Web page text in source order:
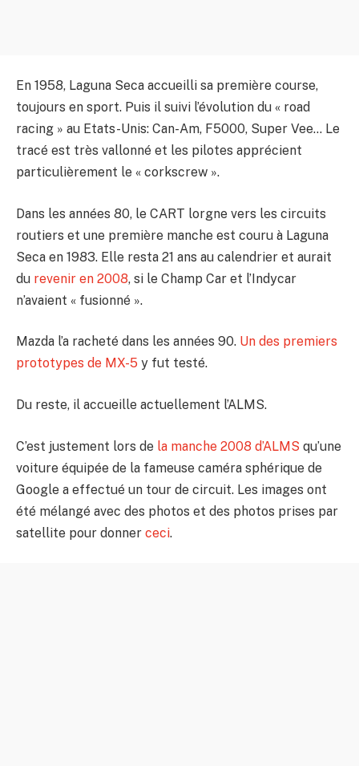
En 1958, Laguna Seca accueilli sa première course,
toujours en sport. Puis il suivi l’évolution du « road
racing » au Etats-Unis: Can-Am, F5000, Super Vee… Le
tracé est très vallonné et les pilotes apprécient
particulièrement le « corkscrew ».
Dans les années 80, le CART lorgne vers les circuits
routiers et une première manche est couru à Laguna
Seca en 1983. Elle resta 21 ans au calendrier et aurait
du revenir en 2008, si le Champ Car et l’Indycar
n’avaient « fusionné ».
Mazda l’a racheté dans les années 90. Un des premiers
prototypes de MX-5 y fut testé.
Du reste, il accueille actuellement l’ALMS.
C’est justement lors de la manche 2008 d’ALMS qu’une
voiture équipée de la fameuse caméra sphérique de
Google a effectué un tour de circuit. Les images ont
été mélangé avec des photos et des photos prises par
satellite pour donner ceci.